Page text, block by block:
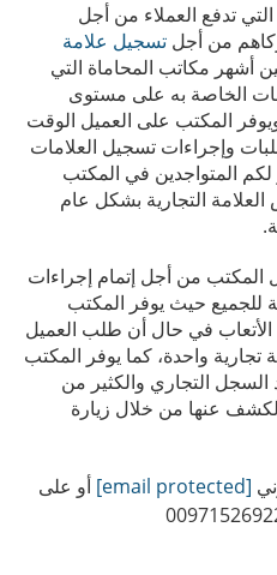
تدفع العملاء من أجل
من أجل تسجيل علامة
أشهر مكاتب المحاماة التي
الخاصة به على مستوى
ويوفر المكتب على العميل الوقت
وإجراءات تسجيل العلامات
لكم المتواجدين في المكتب
التجارية بشكل عام
المكتب من أجل إتمام إجراءات
للجميع حيث يوفر المكتب
على قيمة الأتعاب في حال أن طلب العميل
واحدة، كما يوفر المكتب
التجاري والكثير من
عنها من خلال زيارة
[email protected]
أو على